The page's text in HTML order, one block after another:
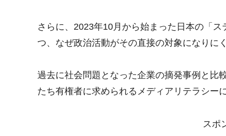
さらに、2023年10月から始まった日本の「
つ、なぜ政治活動がその直接の対象になりに
過去に社会問題となった企業の摘発事例と比
たち有権者に求められるメディアリテラシー
スポ